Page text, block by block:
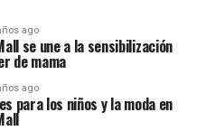
ago
se une a la sensibilización
de mama
ago
para los niños y la moda en